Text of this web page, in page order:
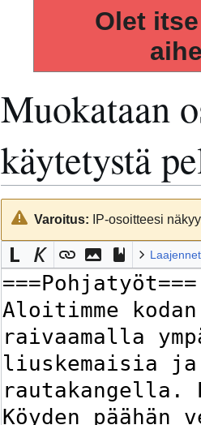
Olet
Muokataan
käytetystä
Siirry
navigaatioon
Siirry
hakuunVaroitus: IP-osoitteesi